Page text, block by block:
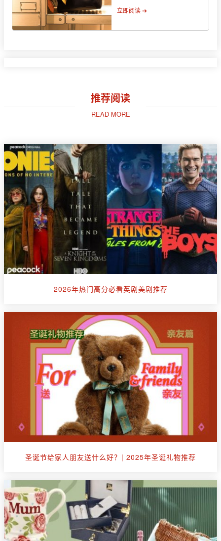
立即阅读 ➔
推荐阅读
READ MORE
2026年热门高分必看英剧美剧推荐
圣诞节给家人朋友送什么好？| 2025年圣诞礼物推荐